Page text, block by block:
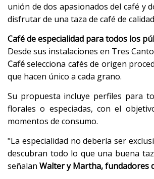
unión de dos apasionados del café y
disfrutar de una taza de café de
Café de especialidad para todos los
Desde sus instalaciones en Tres
Caféselecciona cafés de origen
que hacen único a cada grano.
Su propuesta incluye perfiles para
florales o especiadas, con el
momentos de consumo.
"La especialidad no debería ser
descubran todo lo que una buena
señalan Walter y Martha, fundadores